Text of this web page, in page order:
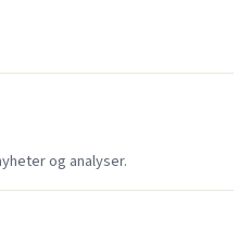
og analyser.